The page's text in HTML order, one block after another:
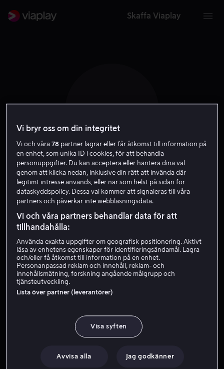
Skaffa Viaplay
Anders Matthesen
Röst Skådespelare Regissör Skribent
Vi bryr oss om din integritet
Vi och våra78 partner lagrar eller får åtkomst till information på
en enhet, som unika ID i cookies, för att behandla
personuppgifter. Du kan acceptera eller hantera dina val
genom att klicka nedan, inklusive din rätt att invända där
legitimt intresse används, eller när som helst på sidan för
dataskyddspolicy. Dessa val kommer att signaleras till våra
partners och påverkar inte webbläsningsdata.
Vi och våra partners behandlar data för att
tillhandahålla:
Använda exakta uppgifter om geografisk positionering. Aktivt
läsa av enhetens egenskaper för identifieringsändamål. Lagra
och/eller få åtkomst till information på en enhet.
Personanpassad reklam och innehåll, reklam- och
innehållsmätning, forskning angående målgrupp och
tjänsteutveckling.
Lista över partner (leverantörer)
Visa syften
Avvisa alla Jag godkänner